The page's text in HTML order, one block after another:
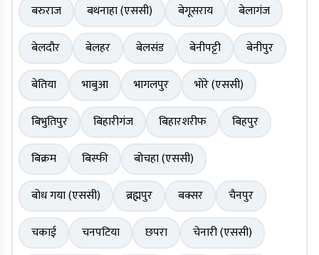
बरुराज
बथनाहा (एससी) बेगूसराय
बेलागंज
बेलदौर
बेलहर बेलसंड बेनीपट्टी
बेनीपुर
बेतिया
भाबुआ भागलपुर
भोरे (एससी)
बिभुतिपुर
बिहारीगंज बिहारशरीफ
बिहपुर
बिक्रम
बिस्फी
बोचहा (एससी)
बोध गया (एससी)
ब्रह्मपुर बक्सर
चैनपुर
चकाई
चनपटिया छपरा
चेनारी (एससी)